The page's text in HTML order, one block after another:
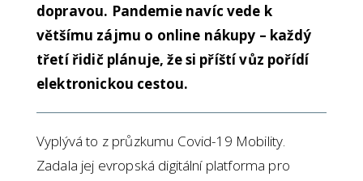
dopravou. Pandemie navíc vede k
většímu zájmu o online nákupy – každý
třetí řidič plánuje, že si příští vůz pořídí
elektronickou cestou.
Vyplývá to z průzkumu Covid-19 Mobility.
Zadala jej evropská digitální platforma pro